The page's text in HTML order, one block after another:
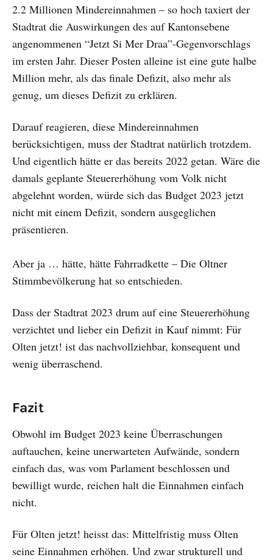
2.2 Millionen Mindereinnahmen – so hoch taxiert der
Stadtrat die Auswirkungen des auf Kantonsebene
angenommenen “Jetzt Si Mer Draa”-Gegenvorschlags
im ersten Jahr. Dieser Posten alleine ist eine gute halbe
Million mehr, als das finale Defizit, also mehr als
genug, um dieses Defizit zu erklären.
Darauf reagieren, diese Mindereinnahmen
berücksichtigen, muss der Stadtrat natürlich trotzdem.
Und eigentlich hätte er das bereits 2022 getan. Wäre die
damals geplante Steuererhöhung vom Volk nicht
abgelehnt worden, würde sich das Budget 2023 jetzt
nicht mit einem Defizit, sondern ausgeglichen
präsentieren.
Aber ja … hätte, hätte Fahrradkette – Die Oltner
Stimmbevölkerung hat so entschieden.
Dass der Stadtrat 2023 drum auf eine Steuererhöhung
verzichtet und lieber ein Defizit in Kauf nimmt: Für
Olten jetzt! ist das nachvollziehbar, konsequent und
wenig überraschend.
Fazit
Obwohl im Budget 2023 keine Überraschungen
auftauchen, keine unerwarteten Aufwände, sondern
einfach das, was vom Parlament beschlossen und
bewilligt wurde, reichen halt die Einnahmen einfach
nicht.
Für Olten jetzt! heisst das: Mittelfristig muss Olten
seine Einnahmen erhöhen. Und zwar strukturell und